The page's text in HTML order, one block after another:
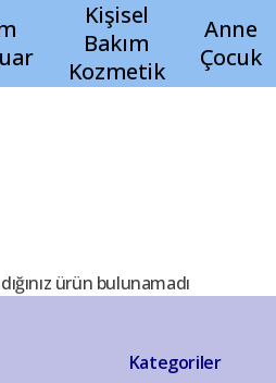
Kişisel
Bakım
Kozmetik
Anne
Çocuk
ürün bulunamadı
Kategoriler